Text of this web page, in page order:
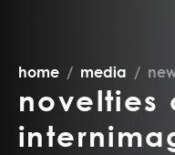
home media
novelties